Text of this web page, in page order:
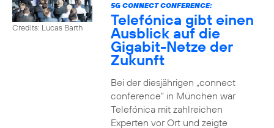
Credits: Lucas Barth
5G CONNECT CONFERENCE:
Telefónica gibt einen
Ausblick auf die
Gigabit-Netze der
Zukunft
Bei der diesjährigen „connect
conference“ in München war
Telefónica mit zahlreichen
Experten vor Ort und zeigte